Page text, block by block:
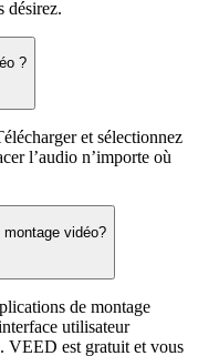
désirez.
?
et sélectionnez
l’audio n’importe où
vidéo?
de montage
utilisateur
VEED est gratuit et vous